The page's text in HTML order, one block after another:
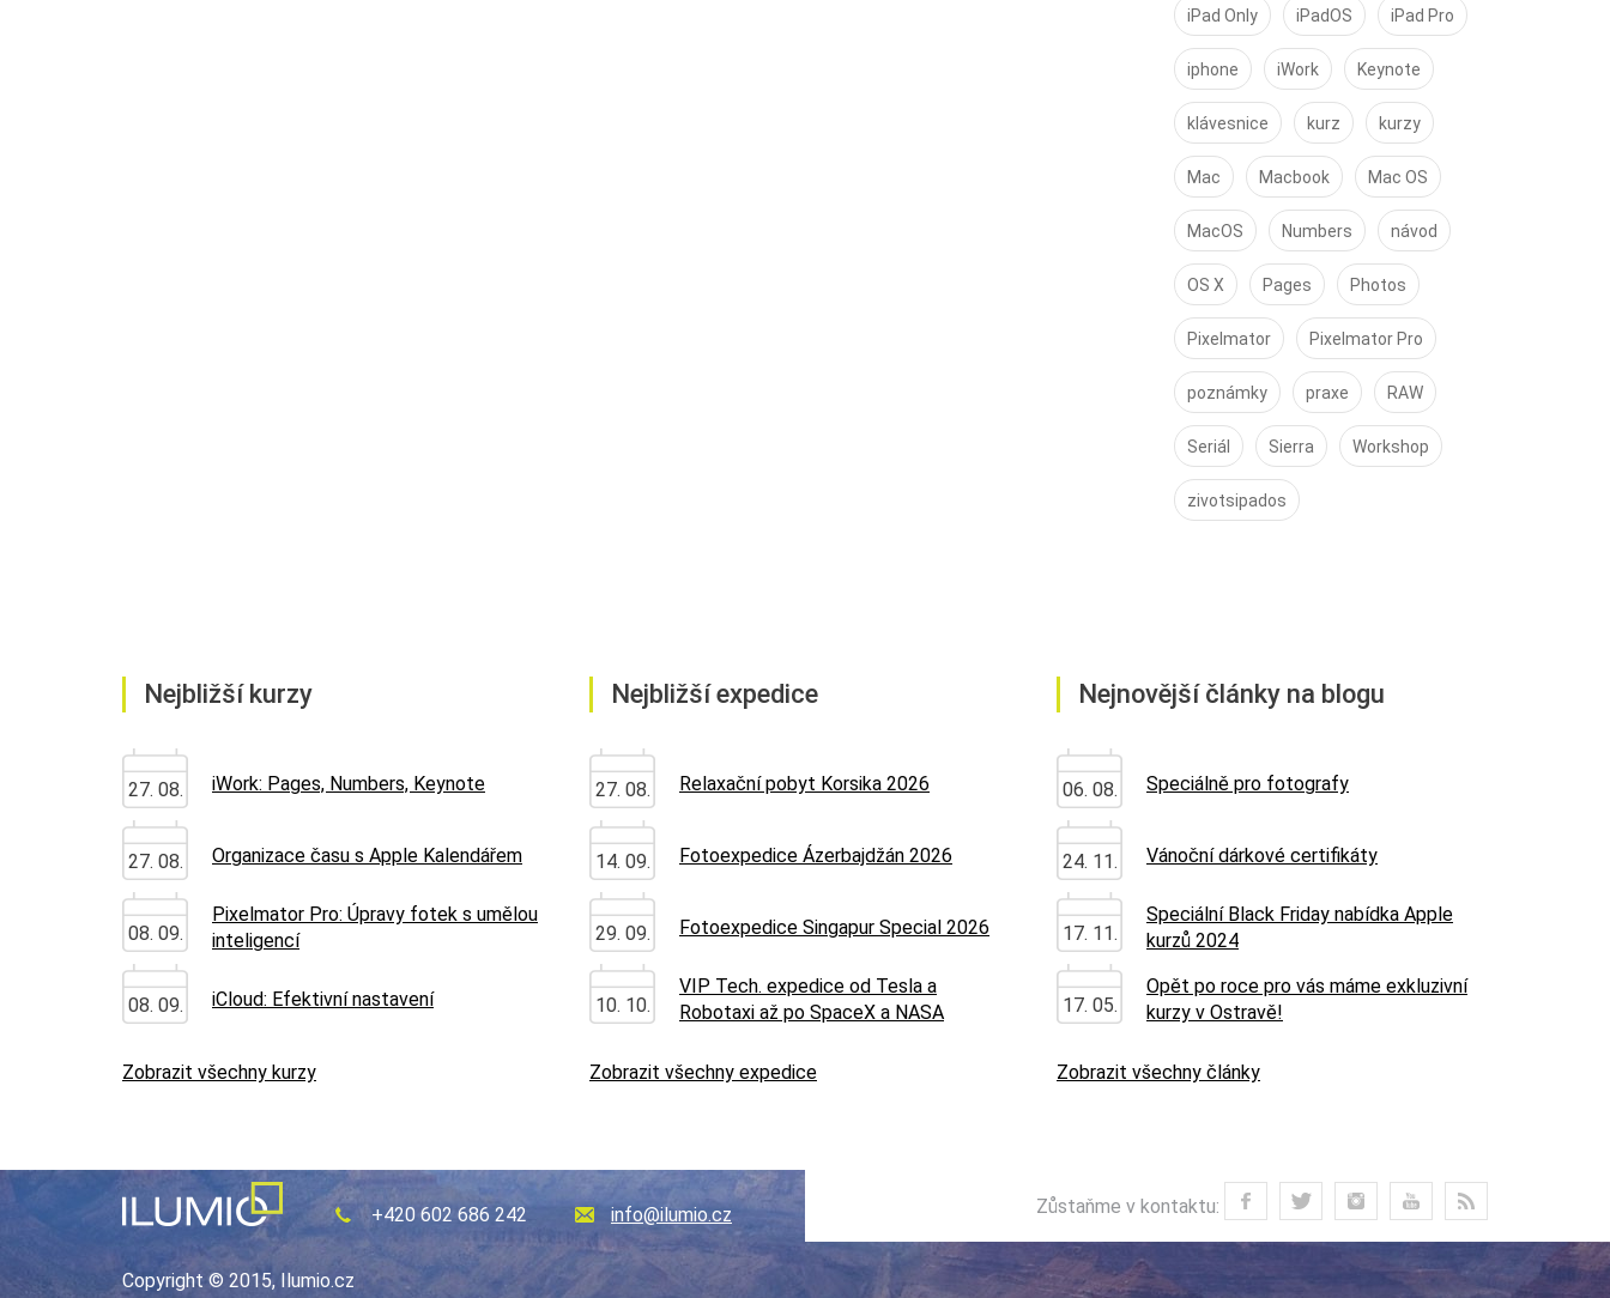
iPad Only iPadOS iPad Pro
iphone iWork Keynote
klávesnice kurz kurzy
Mac Macbook Mac OS
MacOS Numbers návod
OS X Pages Photos
Pixelmator Pixelmator Pro
poznámky praxe RAW
Seriál Sierra Workshop
zivotsipados
Nejbližší kurzy
27. 08. iWork: Pages, Numbers, Keynote
27. 08. Organizace času s Apple Kalendářem
08. 09.
Pixelmator Pro: Úpravy fotek s umělou
inteligencí
08. 09. iCloud: Efektivní nastavení
Zobrazit všechny kurzy
Nejbližší expedice
27. 08. Relaxační pobyt Korsika 2026
14. 09. Fotoexpedice Ázerbajdžán 2026
29. 09. Fotoexpedice Singapur Special 2026
10. 10.
VIP Tech. expedice od Tesla a
Robotaxi až po SpaceX a NASA
Zobrazit všechny expedice
Nejnovější články na blogu
06. 08. Speciálně pro fotografy
24. 11. Vánoční dárkové certifikáty
17. 11.
Speciální Black Friday nabídka Apple
kurzů 2024
17. 05.
Opět po roce pro vás máme exkluzivní
kurzy v Ostravě!
Zobrazit všechny články
+420 602 686 242 info@ilumio.cz Zůstaňme v kontaktu:
Copyright © 2015, Ilumio.cz